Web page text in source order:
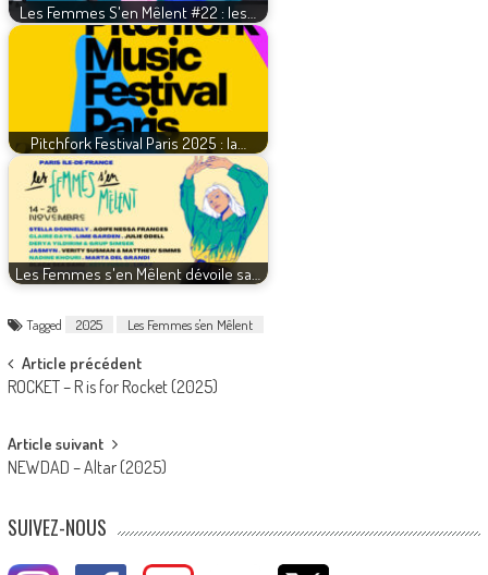
Les Femmes S'en Mêlent #22 : les…
Pitchfork Festival Paris 2025 : la…
Les Femmes s'en Mêlent dévoile sa…
Tagged 2025 Les Femmes s'en Mêlent
Post
navigation
Article précédent
ROCKET – R is for Rocket (2025)
Article suivant
NEWDAD – Altar (2025)
SUIVEZ-NOUS